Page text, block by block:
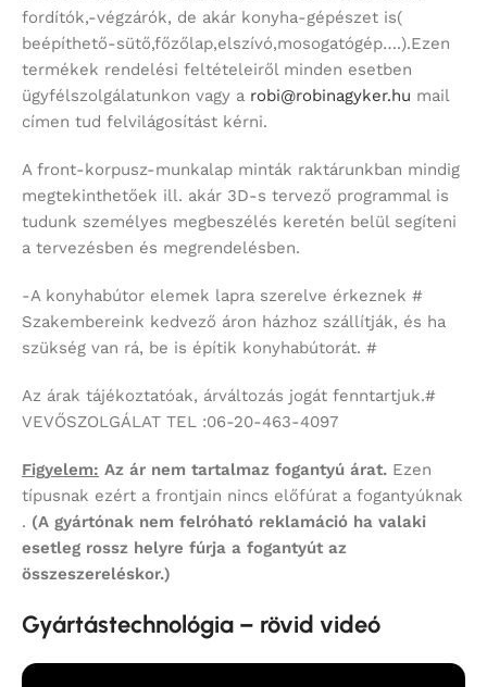
fordítók,-végzárók, de akár konyha-gépészet is(
beépíthető-sütő,főzőlap,elszívó,mosogatógép….).Ezen
termékek rendelési feltételeiről minden esetben
ügyfélszolgálatunkon vagy a robi@robinagyker.hu mail
címen tud felvilágosítást kérni.
A front-korpusz-munkalap minták raktárunkban mindig
megtekinthetőek ill. akár 3D-s tervező programmal is
tudunk személyes megbeszélés keretén belül segíteni
a tervezésben és megrendelésben.
-A konyhabútor elemek lapra szerelve érkeznek #
Szakembereink kedvező áron házhoz szállítják, és ha
szükség van rá, be is építik konyhabútorát. #
Az árak tájékoztatóak, árváltozás jogát fenntartjuk.#
VEVŐSZOLGÁLAT TEL :06-20-463-4097
Figyelem: Az ár nem tartalmaz fogantyú árat. Ezen
típusnak ezért a frontjain nincs előfúrat a fogantyúknak
. (A gyártónak nem felróható reklamáció ha valaki
esetleg rossz helyre fúrja a fogantyút az
összeszereléskor.)
Gyártástechnológia – rövid videó